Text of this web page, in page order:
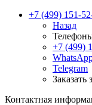
+7 (499) 151-
Назад
+7 (499)
Telegram
Заказать
Контактная